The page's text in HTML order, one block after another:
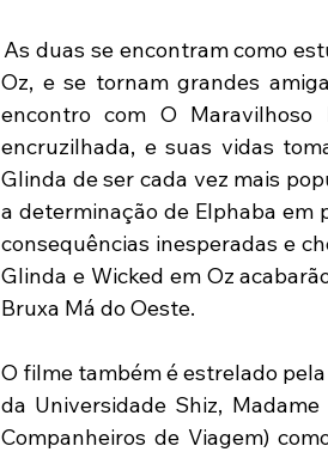
As duas se encontram como
Oz, e se tornam grandes
encontro com O
encruzilhada, e suas vidas
Glinda de ser cada vez mais
a determinação de Elphaba em
consequências inesperadas e
Glinda e Wicked em Oz
Bruxa Má do Oeste.
O filme também é estrelado
da Universidade Shiz,
Companheiros de Viagem)